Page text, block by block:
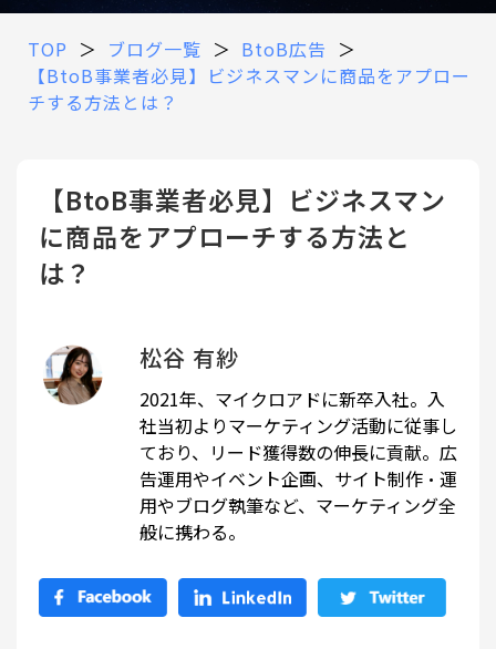
TOP ＞ ブログ一覧 ＞ BtoB広告 ＞
【BtoB事業者必見】ビジネスマンに商品をアプロー
チする方法とは？
【BtoB事業者必見】ビジネスマン
に商品をアプローチする方法と
は？
松谷 有紗
2021年、マイクロアドに新卒入社。入
社当初よりマーケティング活動に従事し
ており、リード獲得数の伸長に貢献。広
告運用やイベント企画、サイト制作・運
用やブログ執筆など、マーケティング全
般に携わる。